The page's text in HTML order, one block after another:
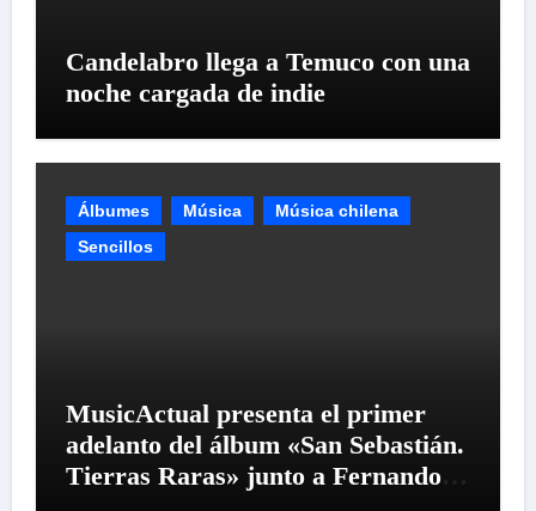
Candelabro llega a Temuco con una
noche cargada de indie
Álbumes Música
Música chilena
Sencillos
MusicActual presenta el primer
adelanto del álbum «San Sebastián.
Tierras Raras» junto a Fernando